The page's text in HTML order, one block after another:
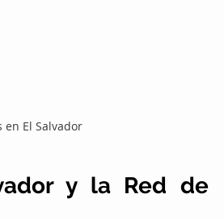
en El Salvador
y la Red de